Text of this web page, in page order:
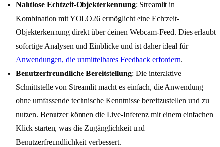
Nahtlose Echtzeit-Objekterkennung: Streamlit in
Kombination mit YOLO26 ermöglicht eine Echtzeit-
Objekterkennung direkt über deinen Webcam-Feed. Dies erlaubt
sofortige Analysen und Einblicke und ist daher ideal für
Anwendungen, die unmittelbares Feedback erfordern.
Benutzerfreundliche Bereitstellung: Die interaktive
Schnittstelle von Streamlit macht es einfach, die Anwendung
ohne umfassende technische Kenntnisse bereitzustellen und zu
nutzen. Benutzer können die Live-Inferenz mit einem einfachen
Klick starten, was die Zugänglichkeit und
Benutzerfreundlichkeit verbessert.